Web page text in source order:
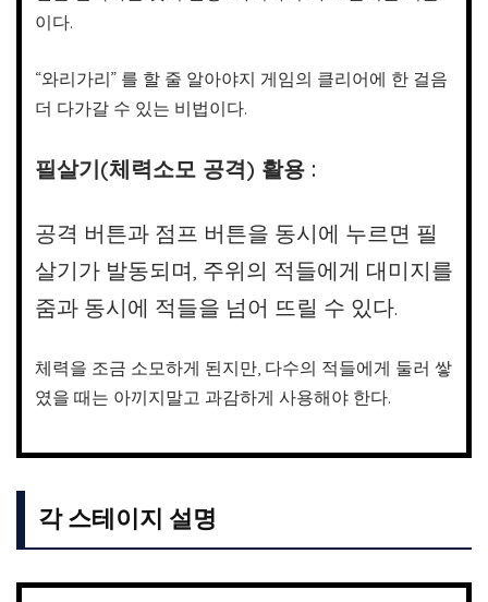
이다.
“와리가리” 를 할 줄 알아야지 게임의 클리어에 한 걸음
더 다가갈 수 있는 비법이다.
필살기(체력소모 공격) 활용 :
공격 버튼과 점프 버튼을 동시에 누르면 필
살기가 발동되며, 주위의 적들에게 대미지를
줌과 동시에 적들을 넘어 뜨릴 수 있다.
체력을 조금 소모하게 된지만, 다수의 적들에게 둘러 쌓
였을 때는 아끼지말고 과감하게 사용해야 한다.
각 스테이지 설명